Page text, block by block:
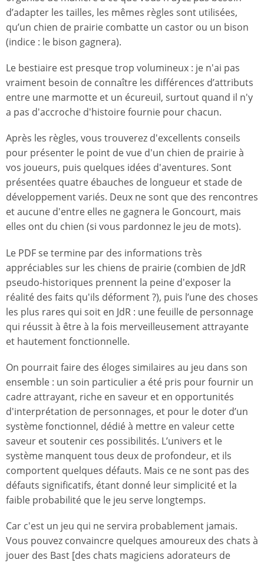
d’adapter les tailles, les mêmes règles sont utilisées,
qu’un chien de prairie combatte un castor ou un bison
(indice : le bison gagnera).
Le bestiaire est presque trop volumineux : je n'ai pas
vraiment besoin de connaître les différences d’attributs
entre une marmotte et un écureuil, surtout quand il n'y
a pas d'accroche d'histoire fournie pour chacun.
Après les règles, vous trouverez d'excellents conseils
pour présenter le point de vue d'un chien de prairie à
vos joueurs, puis quelques idées d'aventures. Sont
présentées quatre ébauches de longueur et stade de
développement variés. Deux ne sont que des rencontres
et aucune d'entre elles ne gagnera le Goncourt, mais
elles ont du chien (si vous pardonnez le jeu de mots).
Le PDF se termine par des informations très
appréciables sur les chiens de prairie (combien de JdR
pseudo-historiques prennent la peine d'exposer la
réalité des faits qu'ils déforment ?), puis l’une des choses
les plus rares qui soit en JdR : une feuille de personnage
qui réussit à être à la fois merveilleusement attrayante
et hautement fonctionnelle.
On pourrait faire des éloges similaires au jeu dans son
ensemble : un soin particulier a été pris pour fournir un
cadre attrayant, riche en saveur et en opportunités
d'interprétation de personnages, et pour le doter d’un
système fonctionnel, dédié à mettre en valeur cette
saveur et soutenir ces possibilités. L’univers et le
système manquent tous deux de profondeur, et ils
comportent quelques défauts. Mais ce ne sont pas des
défauts significatifs, étant donné leur simplicité et la
faible probabilité que le jeu serve longtemps.
Car c'est un jeu qui ne servira probablement jamais.
Vous pouvez convaincre quelques amoureux des chats à
jouer des Bast [des chats magiciens adorateurs de